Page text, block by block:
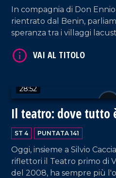
In compagnia di Don
rientrato dal Benin,
speranza tra i villaggi lacustri
lotta contro la
28:52
Il teatro: dove tutto
è falso
ST 4 PUNTATA 141
Oggi, insieme a Silvio
riflettori il Teatro primo di
del 2008, ha sempre più
VAI AL TITOLO
VAI AL TITOLO